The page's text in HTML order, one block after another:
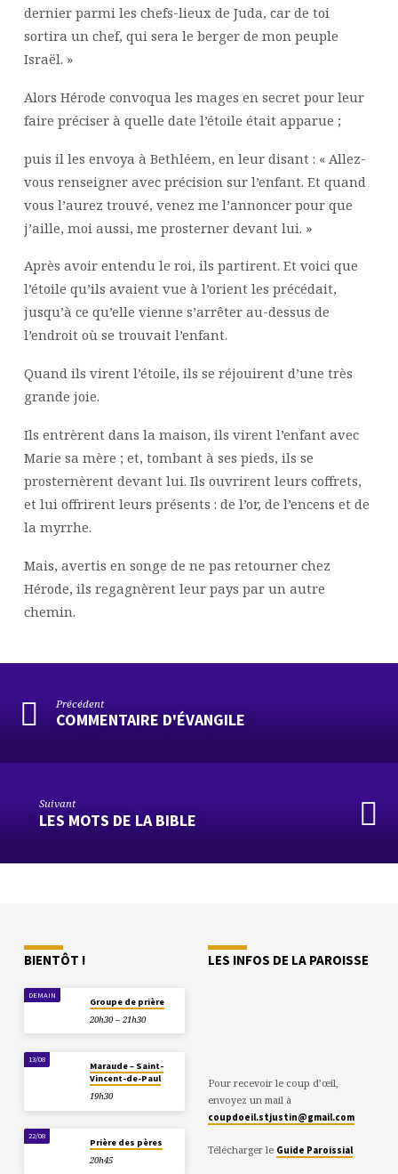
dernier parmi les chefs-lieux de Juda, car de toi
sortira un chef, qui sera le berger de mon peuple
Israël. »
Alors Hérode convoqua les mages en secret pour leur
faire préciser à quelle date l’étoile était apparue ;
puis il les envoya à Bethléem, en leur disant : « Allez-
vous renseigner avec précision sur l’enfant. Et quand
vous l’aurez trouvé, venez me l’annoncer pour que
j’aille, moi aussi, me prosterner devant lui. »
Après avoir entendu le roi, ils partirent. Et voici que
l’étoile qu’ils avaient vue à l’orient les précédait,
jusqu’à ce qu’elle vienne s’arrêter au-dessus de
l’endroit où se trouvait l’enfant.
Quand ils virent l’étoile, ils se réjouirent d’une très
grande joie.
Ils entrèrent dans la maison, ils virent l’enfant avec
Marie sa mère ; et, tombant à ses pieds, ils se
prosternèrent devant lui. Ils ouvrirent leurs coffrets,
et lui offrirent leurs présents : de l’or, de l’encens et de
la myrrhe.
Mais, avertis en songe de ne pas retourner chez
Hérode, ils regagnèrent leur pays par un autre
chemin.
Précédent
COMMENTAIRE D'ÉVANGILE
Suivant
LES MOTS DE LA BIBLE
BIENTÔT !
DEMAIN
Groupe de prière
20h30 – 21h30
13/08
Maraude – Saint-
Vincent-de-Paul
19h30
22/08
Prière des pères
20h45
LES INFOS DE LA PAROISSE
Pour recevoir le coup d’œil,
envoyez un mail à
coupdoeil.stjustin@gmail.com
Télécharger le Guide Paroissial